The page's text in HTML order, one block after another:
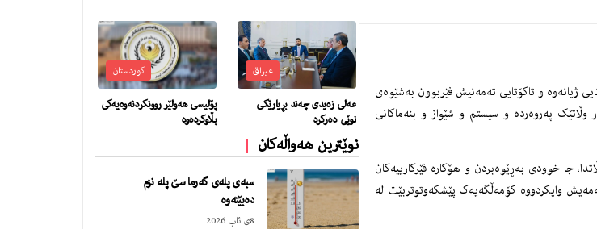
ژیانەوە و تاکۆتایی تەمەنیش فێربوون بەشێوەی
پەروەردە و سیستم و شێواز و بنەماکانی
جا خوودی بەڕێوەبردن و هۆکارە فێرکارییەکان
وایکردووە کۆمەڵگەیەک پێشکەوتوتربێت لە
عیراق
عەلی زەیدی چەند بڕیارێکی
نوێی دەرکرد
کوردستان
پۆلیسی هەولێر روونکردنەوەیەکی
بڵاوکردەوە
نوێترین هەواڵەکان
سبەی پلەی گەرما سێ‌ پلە نزم
دەبێتەوە
8ی ئاب 2026